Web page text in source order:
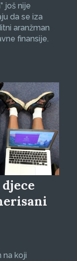
još nije
da se iza
aranžman
finansije.
na koji